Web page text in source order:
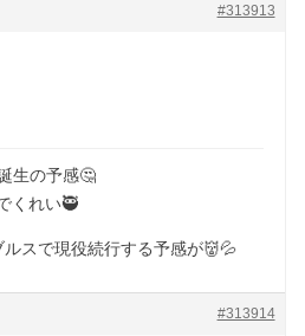
#313913
生の予感🤔
くれい🥷
スで現役続行する予感が👹💦
#313914